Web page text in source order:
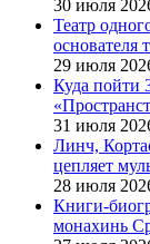
30 июля
Театр
основателя
29 июля
Куда пойти
31 июля
Линч,
цепляет
28 июля
Книги-
монахинь